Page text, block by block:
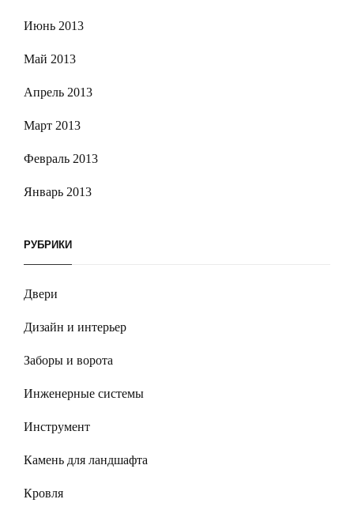
Июнь 2013
Май 2013
Апрель 2013
Март 2013
Февраль 2013
Январь 2013
РУБРИКИ
Двери
Дизайн и интерьер
Заборы и ворота
Инженерные системы
Инструмент
Камень для ландшафта
Кровля